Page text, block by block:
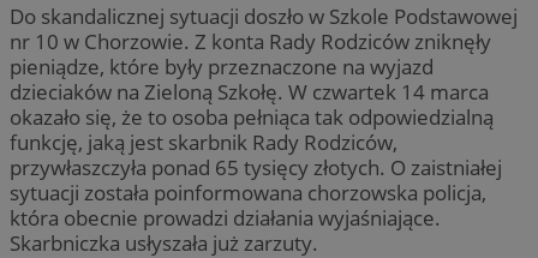
Do skandalicznej sytuacji doszło w Szkole Podstawowej
nr 10 w Chorzowie. Z konta Rady Rodziców zniknęły
pieniądze, które były przeznaczone na wyjazd
dzieciaków na Zieloną Szkołę. W czwartek 14 marca
okazało się, że to osoba pełniąca tak odpowiedzialną
funkcję, jaką jest skarbnik Rady Rodziców,
przywłaszczyła ponad 65 tysięcy złotych. O zaistniałej
sytuacji została poinformowana chorzowska policja,
która obecnie prowadzi działania wyjaśniające.
Skarbniczka usłyszała już zarzuty.